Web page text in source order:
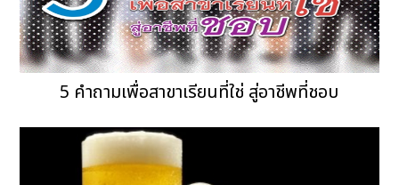
5 คำถามเพื่อสาขาเรียนที่ใช่ สู่อาชีพที่ชอบ